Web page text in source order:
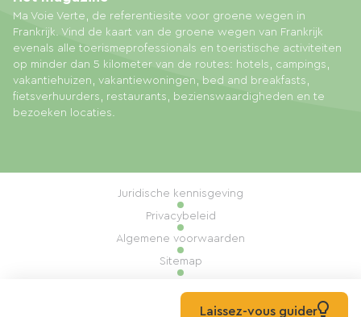
Ma Voie Verte, de referentiesite voor groene wegen in
Frankrijk. Vind de kaart van de groene wegen van Frankrijk
evenals alle toerismeprofessionals en toeristische activiteiten
op minder dan 5 kilometer van de routes: hotels, campings,
vakantiehuizen, vakantiewoningen, bed and breakfasts,
fietsverhuurders, restaurants, bezienswaardigheden en te
bezoeken locaties.
Juridische kennisgeving
Privacybeleid
Algemene voorwaarden
Sitemap
Realisatie: Mill, PrivasLaissez-vous guider